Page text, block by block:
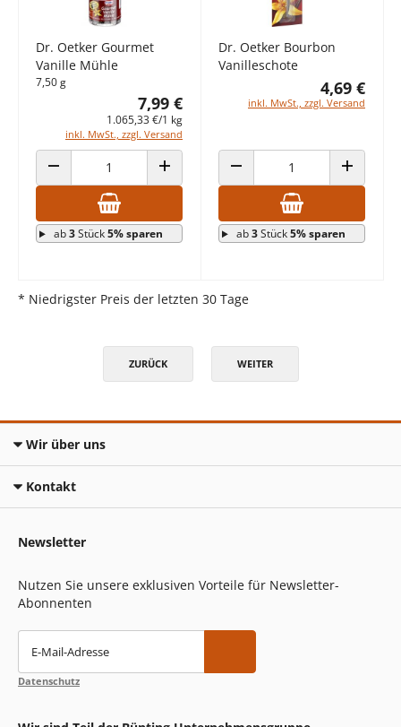
Dr. Oetker Gourmet
Vanille Mühle
7,50 g
7,99 €
1.065,33 €/1 kg
inkl. MwSt., zzgl. Versand
ANZAHL VERRINGERN ANZAHL ERHÖHEN
ab3Stück5% sparen
Dr. Oetker Bourbon
Vanilleschote
4,69 €
inkl. MwSt., zzgl. Versand
ANZAHL VERRINGERN ANZAHL
ab3Stück5% sparen
* Niedrigster Preis der letzten 30 Tage
ZURÜCK WEITER
Wir über uns
Kontakt
Newsletter
Nutzen Sie unsere exklusiven Vorteile für Newsletter-
Abonnenten
E-Mail-Adresse
Datenschutz